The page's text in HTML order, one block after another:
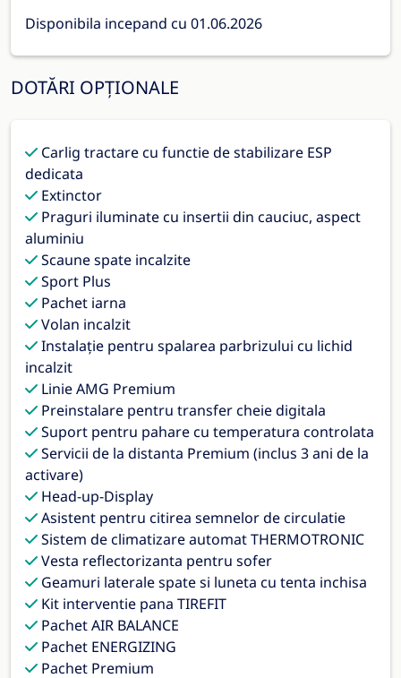
Disponibila incepand cu 01.06.2026
DOTĂRI OPȚIONALE
Carlig tractare cu functie de stabilizare ESP
dedicata
Extinctor
Praguri iluminate cu insertii din cauciuc, aspect
aluminiu
Scaune spate incalzite
Sport Plus
Pachet iarna
Volan incalzit
Instalaţie pentru spalarea parbrizului cu lichid
incalzit
Linie AMG Premium
Preinstalare pentru transfer cheie digitala
Suport pentru pahare cu temperatura controlata
Servicii de la distanta Premium (inclus 3 ani de la
activare)
Head-up-Display
Asistent pentru citirea semnelor de circulatie
Sistem de climatizare automat THERMOTRONIC
Vesta reflectorizanta pentru sofer
Geamuri laterale spate si luneta cu tenta inchisa
Kit interventie pana TIREFIT
Pachet AIR BALANCE
Pachet ENERGIZING
Pachet Premium